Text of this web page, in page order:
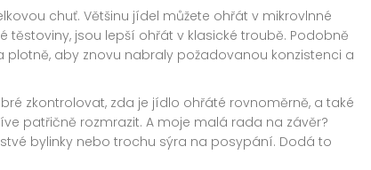
chuť. Většinu jídel můžete ohřát v mikrovlnné
těstoviny, jsou lepší ohřát v klasické troubě. Podobně
aby znovu nabraly požadovanou konzistenci a
zkontrolovat, zda je jídlo ohřáté rovnoměrně, a také
patřičně rozmrazit. A moje malá rada na závěr?
bylinky nebo trochu sýra na posypání. Dodá to